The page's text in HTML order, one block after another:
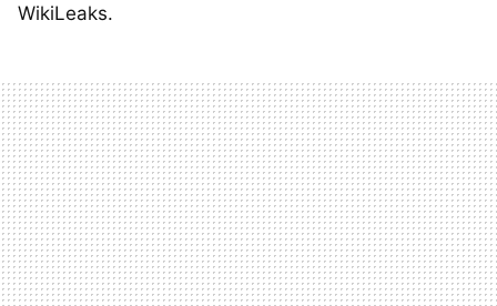
WikiLeaks.